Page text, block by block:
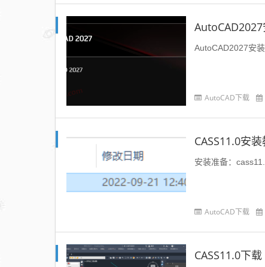
AutoCAD2027安装
AutoCAD下载
CASS11.0安
安装准备：
AutoCAD下载
CASS11.0下载